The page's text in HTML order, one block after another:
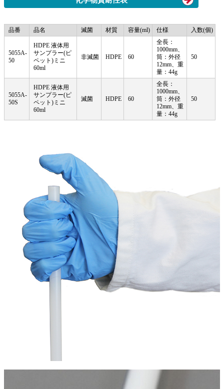
品番 品名 滅菌 材質 容量(ml) 仕様 入数(個)
5055A-
50
HDPE 液体用
サンプラー(ピ
ペット) ミニ
60ml
非滅菌 HDPE 60
全長：
1000mm、
筒：外径
12mm、重
量：44g
50
5055A-
50S
HDPE 液体用
サンプラー(ピ
ペット) ミニ
60ml
滅菌 HDPE 60
全長：
1000mm、
筒：外径
12mm、重
量：44g
50